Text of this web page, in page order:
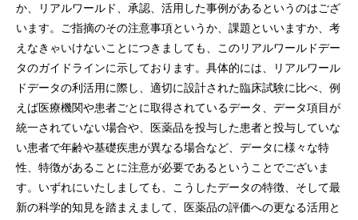
か、リアルワールド、承認、活用した事例があるというのはござ
います。ご指摘のその注意事項というか、課題といいますか、考
えなきゃいけないことにつきましても、このリアルワールドデー
タのガイドラインに示しております。具体的には、リアルワール
ドデータの利活用に際し、適切に設計された臨床試験に比べ、例
えば医療機関や患者ごとに取得されているデータ、データ項目が
統一されていない場合や、医薬品を投与した患者と投与していな
い患者で年齢や基礎疾患が異なる場合など、データに様々な特
性、特徴があることに注意が必要であるということでございま
す。いずれにいたしましても、こうしたデータの特徴、そして最
新の科学的知見を踏まえまして、医薬品の評価への更なる活用と